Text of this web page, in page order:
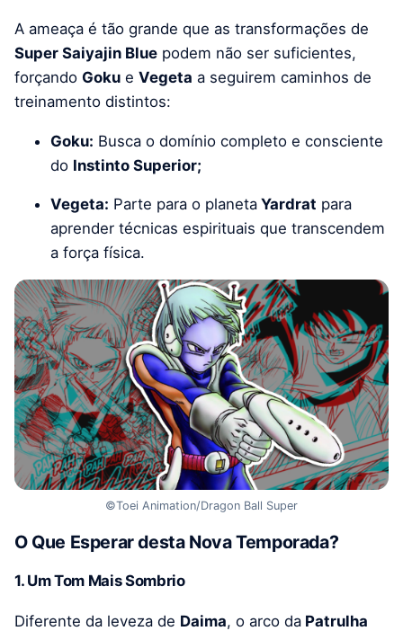
A ameaça é tão grande que as transformações de
Super Saiyajin Blue podem não ser suficientes,
forçando Goku e Vegeta a seguirem caminhos de
treinamento distintos:
Goku: Busca o domínio completo e consciente
do Instinto Superior;
Vegeta: Parte para o planeta Yardrat para
aprender técnicas espirituais que transcendem
a força física.
©Toei Animation/Dragon Ball Super
O Que Esperar desta Nova Temporada?
1. Um Tom Mais Sombrio
Diferente da leveza de Daima, o arco da Patrulha